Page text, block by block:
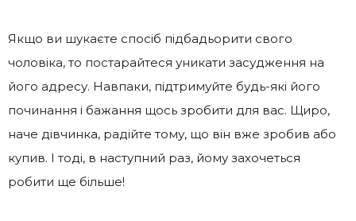
Якщо ви шукаєте спосіб підбадьорити свого
чоловіка, то постарайтеся уникати засудження на
його адресу. Навпаки, підтримуйте будь-які його
починання і бажання щось зробити для вас. Щиро,
наче дівчинка, радійте тому, що він вже зробив або
купив. І тоді, в наступний раз, йому захочеться
робити ще більше!